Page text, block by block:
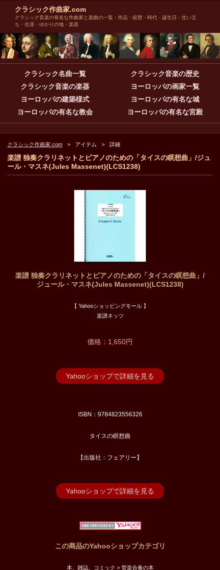
クラシック作曲家.com
クラシック音楽の有名な作曲家と楽曲の一覧・作品・経歴・時代・誕生日・生い立
ち・生涯・ゆかりの地・楽器
クラシック名曲一覧
クラシック音楽の歴史
クラシック音楽の楽器
ヨーロッパの画家一覧
ヨーロッパの建築様式
ヨーロッパの有名な城
ヨーロッパの有名な教会
ヨーロッパの有名な宮殿
クラシック作曲家.com アイテム 詳細
楽譜 独奏クラリネットとピアノのための「タイスの瞑想曲」/ジュ
ール・マスネ(Jules Massenet)(LCS1238)
楽譜 独奏クラリネットとピアノのための「タイスの瞑想曲」/
ジュール・マスネ(Jules Massenet)(LCS1238)
【 Yahooショッピングモール 】
楽譜ネッツ
価格：1,650円
Yahooショップで詳細を見る
ISBN：9784823556326
タイスの瞑想曲
【出版社：フェアリー】
Yahooショップで詳細を見る
この商品のYahooショップカテゴリ
本、雑誌、コミック > 管楽合奏の本